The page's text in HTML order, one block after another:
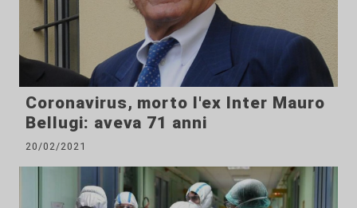
Coronavirus, morto l'ex Inter Mauro
Bellugi: aveva 71 anni
20/02/2021